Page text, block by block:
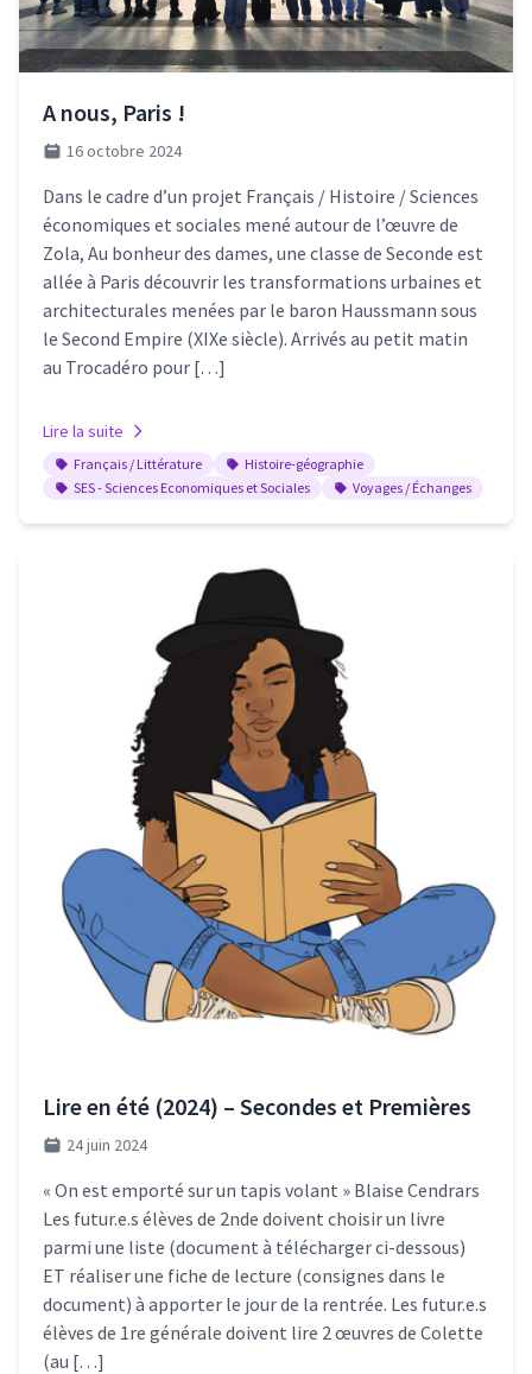
A nous, Paris !
16 octobre 2024
Dans le cadre d’un projet Français / Histoire / Sciences
économiques et sociales mené autour de l’œuvre de
Zola, Au bonheur des dames, une classe de Seconde est
allée à Paris découvrir les transformations urbaines et
architecturales menées par le baron Haussmann sous
le Second Empire (XIXe siècle). Arrivés au petit matin
au Trocadéro pour […]
Lire la suite
Français / Littérature
Histoire-géographie
SES - Sciences Economiques et Sociales
Voyages / Échanges
Lire en été (2024) – Secondes et Premières
24 juin 2024
« On est emporté sur un tapis volant » Blaise Cendrars
Les futur.e.s élèves de 2nde doivent choisir un livre
parmi une liste (document à télécharger ci-dessous)
ET réaliser une fiche de lecture (consignes dans le
document) à apporter le jour de la rentrée. Les futur.e.s
élèves de 1re générale doivent lire 2 œuvres de Colette
(au […]